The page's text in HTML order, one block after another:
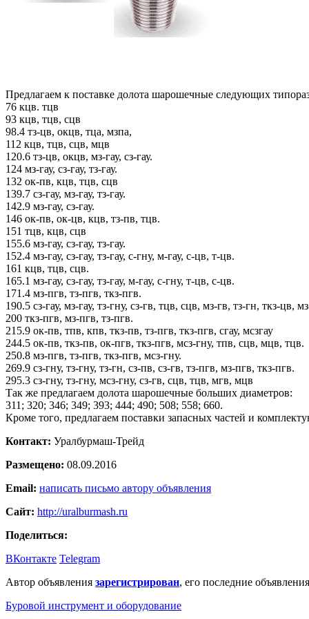
Предлагаем к поставке долота шарошечные следующих
76 кцв. тцв
93 кцв, тцв, сцв
98.4 тз-цв, окцв, тца, мзпа,
112 кцв, тцв, сцв, мцв
120.6 тз-цв, окцв, мз-гау, сз-гау.
124 мз-гау, сз-гау, тз-гау.
132 ок-пв, кцв, тцв, сцв
139.7 сз-гау, мз-гау, тз-гау.
142.9 мз-гау, сз-гау.
146 ок-пв, ок-цв, кцв, тз-пв, тцв.
151 тцв, кцв, сцв
155.6 мз-гау, сз-гау, тз-гау.
152.4 мз-гау, сз-гау, тз-гау, с-гну, м-гау, с-цв, т-цв.
161 кцв, тцв, сцв.
165.1 мз-гау, сз-гау, тз-гау, м-гау, с-гну, т-цв, с-цв.
171.4 мз-пгв, тз-пгв, ткз-пгв.
190.5 сз-гау, мз-гау, тз-гну, сз-гв, тцв, сцв, мз-гв, тз-гн, ткз-цв,
200 ткз-пгв, мз-пгв, тз-пгв.
215.9 ок-пв, тпв, кпв, ткз-пв, тз-пгв, ткз-пгв, сгау, мсзгау
244.5 ок-пв, ткз-пв, ок-пгв, ткз-пгв, мсз-гну, тпв, сцв, мцв, тцв.
250.8 мз-пгв, тз-пгв, ткз-пгв, мсз-гну.
269.9 сз-гну, тз-гну, тз-гн, сз-пв, сз-гв, тз-пгв, мз-пгв, ткз-пгв.
295.3 сз-гну, тз-гну, мсз-гну, сз-гв, сцв, тцв, мгв, мцв
Так же предлагаем долота шарошечные больших диаметров:
311; 320; 346; 349; 393; 444; 490; 508; 558; 660.
Кроме того, предлагаем поставки запасных частей и
Контакт: Уралбурмаш-Трейд
Размещено: 08.09.2016
Email: написать письмо автору объявления
Сайт: http://uralburmash.ru
Поделиться:
ВКонтакте Telegram
Автор объявления зарегистрирован, его последние
Буровой инструмент и оборудование